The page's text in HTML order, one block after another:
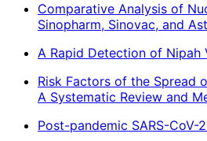
Comparative Analysis of
Sinopharm, Sinovac, and
A Rapid Detection of Nipah
Risk Factors of the Spread
A Systematic Review and
Post-pandemic SARS-